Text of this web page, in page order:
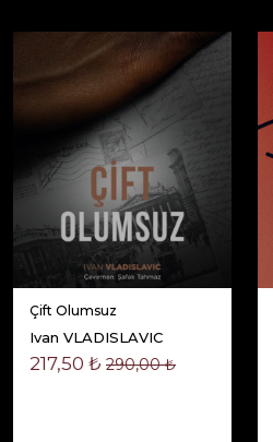
Çift Olumsuz
Ivan VLADISLAVIC
217,50 ₺ 290,00 ₺